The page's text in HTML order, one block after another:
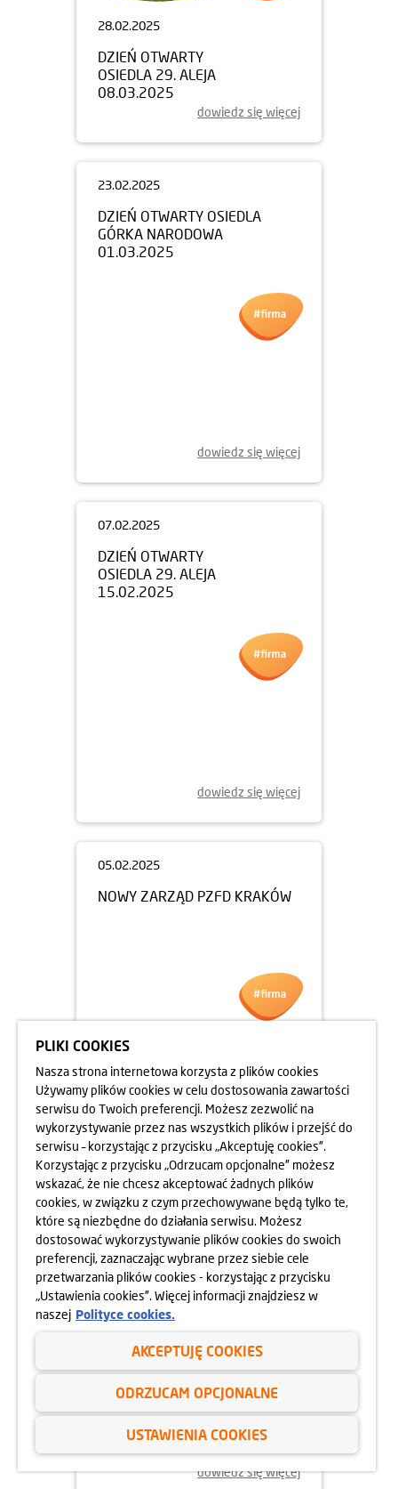
28.02.2025
DZIEŃ OTWARTY
OSIEDLA 29. ALEJA
08.03.2025
dowiedz się więcej
23.02.2025
DZIEŃ OTWARTY OSIEDLA
GÓRKA NARODOWA
01.03.2025
dowiedz się więcej
07.02.2025
DZIEŃ OTWARTY
OSIEDLA 29. ALEJA
15.02.2025
dowiedz się więcej
05.02.2025
NOWY ZARZĄD PZFD KRAKÓW
dowiedz się więcej
03.02.2025
DZIEŃ OTWARTY OSIEDLA
GÓRKA NARODOWA
08.02.2025
dowiedz się więcej
PLIKI COOKIES
Nasza strona internetowa korzysta z plików cookies
Używamy plików cookies w celu dostosowania zawartości
serwisu do Twoich preferencji. Możesz zezwolić na
wykorzystywanie przez nas wszystkich plików i przejść do
serwisu – korzystając z przycisku „Akceptuję cookies”.
Korzystając z przycisku „Odrzucam opcjonalne” możesz
wskazać, że nie chcesz akceptować żadnych plików
cookies, w związku z czym przechowywane będą tylko te,
które są niezbędne do działania serwisu. Możesz
dostosować wykorzystywanie plików cookies do swoich
preferencji, zaznaczając wybrane przez siebie cele
przetwarzania plików cookies - korzystając z przycisku
„Ustawienia cookies”. Więcej informacji znajdziesz w
naszej Polityce cookies.
AKCEPTUJĘ COOKIES
ODRZUCAM OPCJONALNE
USTAWIENIA COOKIES